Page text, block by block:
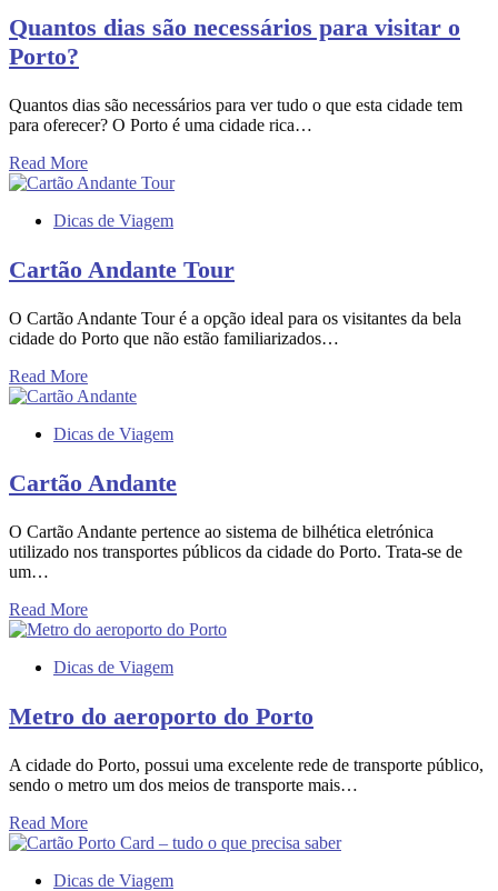
Quantos dias são necessários para visitar o
Porto?
Quantos dias são necessários para ver tudo o que esta cidade tem
para oferecer? O Porto é uma cidade rica…
Read More
Dicas de Viagem
Cartão Andante Tour
O Cartão Andante Tour é a opção ideal para os visitantes da bela
cidade do Porto que não estão familiarizados…
Read More
Dicas de Viagem
Cartão Andante
O Cartão Andante pertence ao sistema de bilhética eletrónica
utilizado nos transportes públicos da cidade do Porto. Trata-se de
um…
Read More
Dicas de Viagem
Metro do aeroporto do Porto
A cidade do Porto, possui uma excelente rede de transporte público,
sendo o metro um dos meios de transporte mais…
Read More
Dicas de Viagem